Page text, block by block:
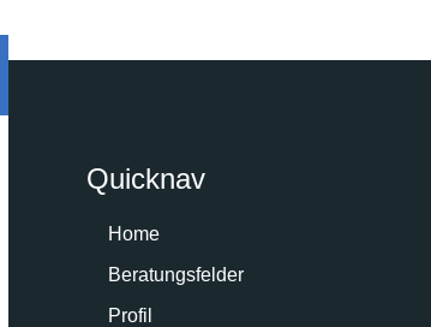
Quicknav
Home
Beratungsfelder
Profil